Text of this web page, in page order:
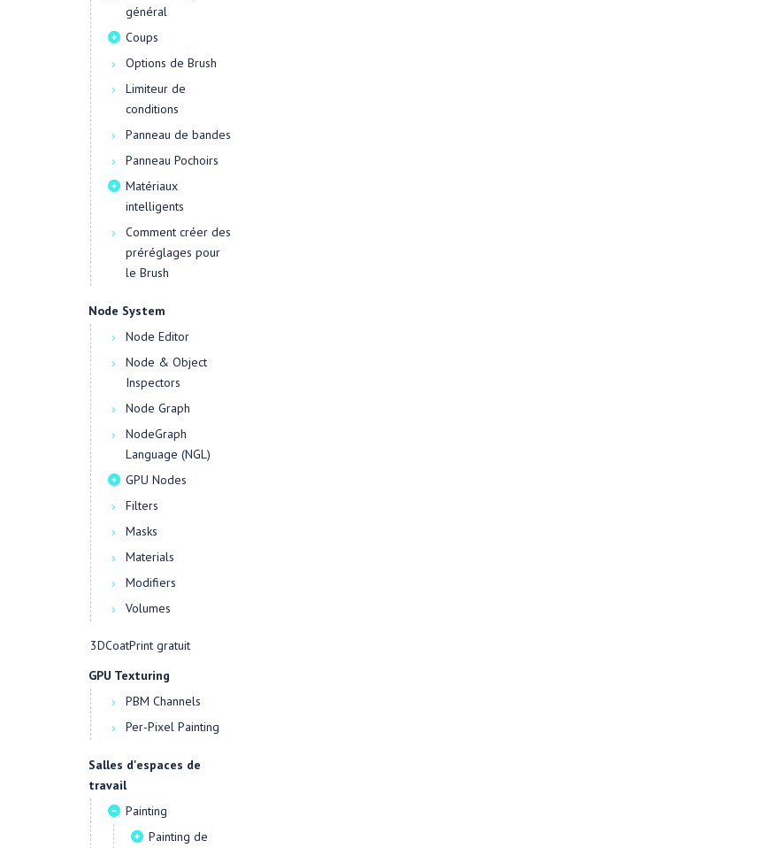
général
Coups
Options de Brush
Limiteur de
conditions
Panneau de bandes
Panneau Pochoirs
Matériaux
intelligents
Comment créer des
préréglages pour
le Brush
Node System
Node Editor
Node & Object
Inspectors
Node Graph
NodeGraph
Language (NGL)
GPU Nodes
Filters
Masks
Materials
Modifiers
Volumes
3DCoatPrint gratuit
GPU Texturing
PBM Channels
Per-Pixel Painting
Salles d'espaces de
travail
Painting
Painting de